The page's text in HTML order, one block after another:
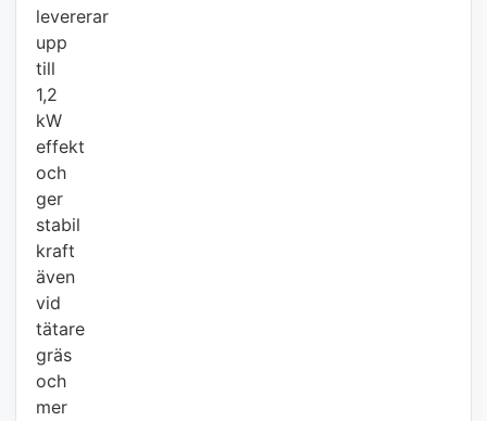
levererar
upp
till
1,2
kW
effekt
och
ger
stabil
kraft
även
vid
tätare
gräs
och
mer